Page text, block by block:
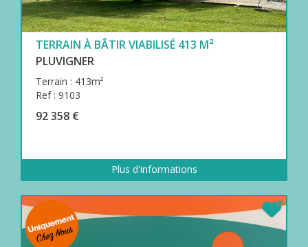
TERRAIN À BÂTIR VIABILISÉ 413 M²
PLUVIGNER
Terrain : 413m²
Ref : 9103
92 358 €
Plus d'informations